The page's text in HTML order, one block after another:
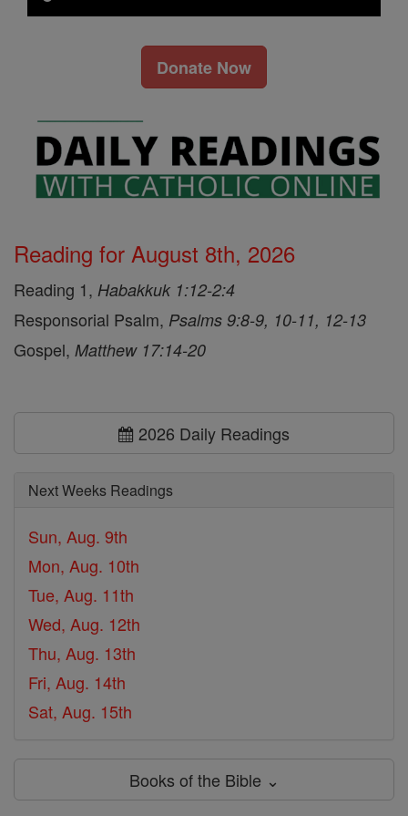
Donate Now
Reading for August 8th, 2026
Reading 1, Habakkuk 1:12-2:4
Responsorial Psalm, Psalms 9:8-9, 10-11, 12-13
Gospel, Matthew 17:14-20
2026 Daily Readings
Next Weeks Readings
Sun, Aug. 9th
Mon, Aug. 10th
Tue, Aug. 11th
Wed, Aug. 12th
Thu, Aug. 13th
Fri, Aug. 14th
Sat, Aug. 15th
Books of the Bible ⌄